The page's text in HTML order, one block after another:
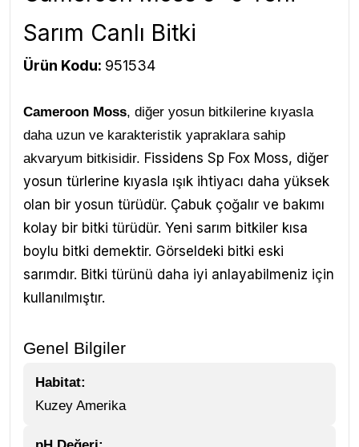
Sarım Canlı Bitki
Ürün Kodu: 951534
Cameroon Moss, diğer yosun bitkilerine kıyasla
daha uzun ve karakteristik yapraklara sahip
akvaryum bitkisidir. Fissidens Sp Fox Moss, diğer
yosun türlerine kıyasla ışık ihtiyacı daha yüksek
olan bir yosun türüdür. Çabuk çoğalır ve bakımı
kolay bir bitki türüdür. Yeni sarım bitkiler kısa
boylu bitki demektir. Görseldeki bitki eski
sarımdır. Bitki türünü daha iyi anlayabilmeniz için
kullanılmıştır.
Genel Bilgiler
Habitat:
Kuzey Amerika